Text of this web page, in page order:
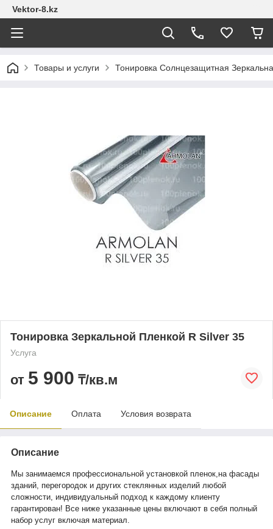
Vektor-8.kz
Товары и услуги Тонировка Солнцезащитная
Тонировка Зеркальной Пленкой R Silver 35
Услуга
от 5 900 ₸/кв.м
Описание Оплата Условия возврата
Описание
Мы занимаемся профессиональной установкой пленок,на фасады
зданий, перегородок и других стеклянных изделий любой
сложности, индивидуальный подход к каждому клиенту
гарантирован! Все ниже указанные цены включают в себя полный
набор услуг включая материал.